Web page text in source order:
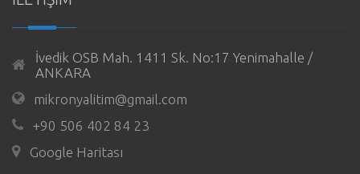
İvedik OSB Mah. 1411 Sk. No:17 Yenimahalle /
ANKARA
mikronyalitim@gmail.com
+90 506 402 84 23
Google Haritası